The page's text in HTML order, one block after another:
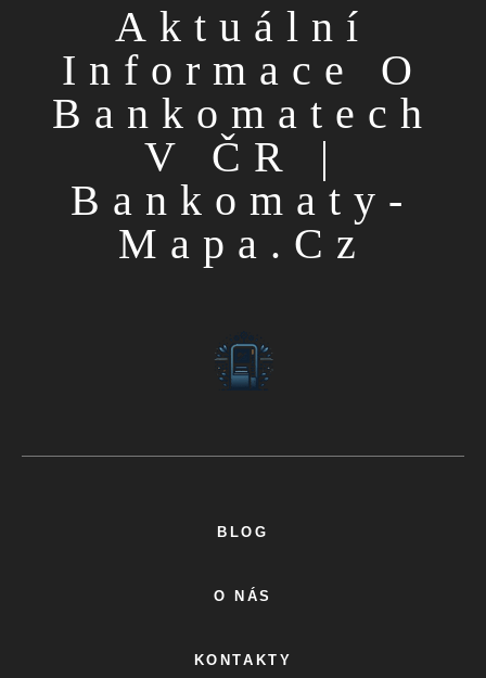
Aktuální
Informace O
Bankomatech
V ČR |
Bankomaty-
Mapa.cz
BLOG
O NÁS
KONTAKTY